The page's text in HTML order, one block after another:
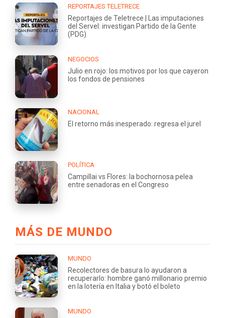
REPORTAJES TELETRECE
Reportajes de Teletrece | Las imputaciones
del Servel: investigan Partido de la Gente
(PDG)
NEGOCIOS
Julio en rojo: los motivos por los que cayeron
los fondos de pensiones
NACIONAL
El retorno más inesperado: regresa el jurel
POLÍTICA
Campillai vs Flores: la bochornosa pelea
entre senadoras en el Congreso
MÁS DE MUNDO
MUNDO
Recolectores de basura lo ayudaron a
recuperarlo: hombre ganó millonario premio
en la lotería en Italia y botó el boleto
MUNDO